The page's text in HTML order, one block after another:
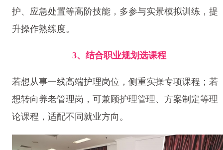
护、应急处置等高阶技能，多参与实景模拟训练，提
升操作熟练度。
3、结合职业规划选课程
若想从事一线高端护理岗位，侧重实操专项课程；若
想转向养老管理岗，可兼顾护理管理、方案制定等理
论课程，适配不同就业方向。